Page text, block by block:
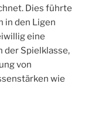
Dies führte
in den Ligen
eine
der Spielklasse,
von
wie